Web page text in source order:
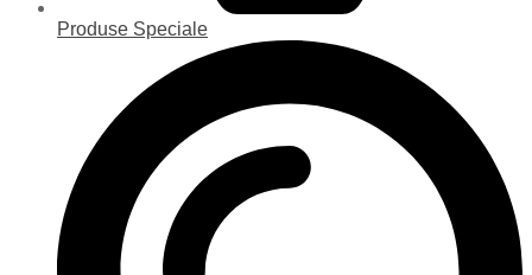
Produse Speciale